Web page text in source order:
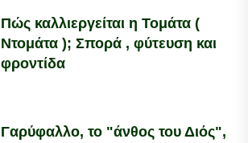
Πώς καλλιεργείται η Τομάτα (
Ντομάτα ); Σπορά , φύτευση και
φροντίδα
Γαρύφαλλο, το "άνθος του Διός",